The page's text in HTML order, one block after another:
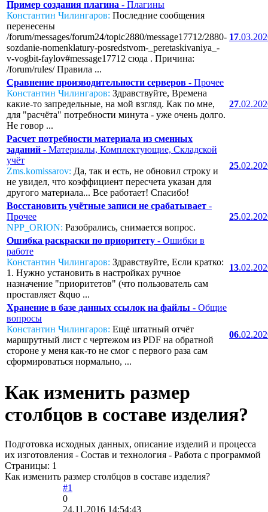
Пример создания плагина - Плагины
Константин Чилингаров: Последние сообщения
перенесены
/forum/messages/forum24/topic2880/message17712/2880-
sozdanie-nomenklatury-posredstvom-_peretaskivaniya_-
v-vogbit-faylov#message17712 сюда . Причина:
/forum/rules/ Правила ...
17
Сравнение производительности серверов - Прочее
Константин Чилингаров: Здравствуйте, Времена
какие-то запредельные, на мой взгляд. Как по мне,
для "расчёта" потребности минута - уже очень долго.
Не говор ...
27
Расчет потребности материала из сменных
заданий - Материалы, Комплектующие, Складской
учёт
Zms.komissarov: Да, так и есть, не обновил строку и
не увидел, что коэффициент пересчета указан для
другого материала... Все работает! Спасибо!
25
Восстановить учётные записи не срабатывает -
Прочее
NPP_ORION: Разобрались, снимается вопрос.
25
Ошибка раскраски по приоритету - Ошибки в
работе
Константин Чилингаров: Здравствуйте, Если кратко:
1. Нужно установить в настройках ручное
назначение "приоритетов" (что пользователь сам
проставляет &quo ...
13
Хранение в базе данных ссылок на файлы - Общие
вопросы
Константин Чилингаров: Ещё штатный отчёт
маршрутный лист с чертежом из PDF на обратной
стороне у меня как-то не смог с первого раза сам
сформироваться нормально, ...
06
Как изменить размер
столбцов в составе изделия?
Подготовка исходных данных, описание изделий и процесса
их изготовления - Состав и технология - Работа с программой
Страницы: 1
Как изменить размер столбцов в составе изделия?
#1
0
24.11.2016 14:54:43